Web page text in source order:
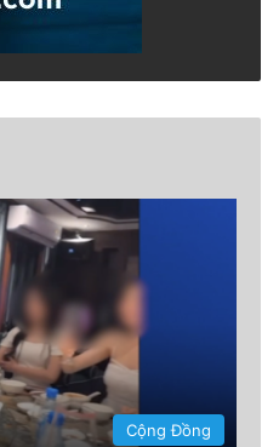
luống rau, hoa quả
quan trọng hơn,
hợp giữa các nền
Cộng Đồng